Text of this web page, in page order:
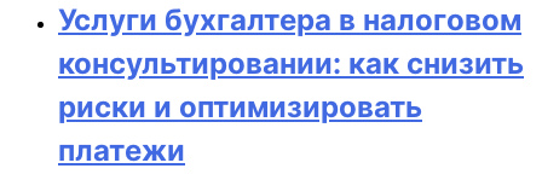
Услуги бухгалтера в налоговом
консультировании: как снизить
риски и оптимизировать
платежи